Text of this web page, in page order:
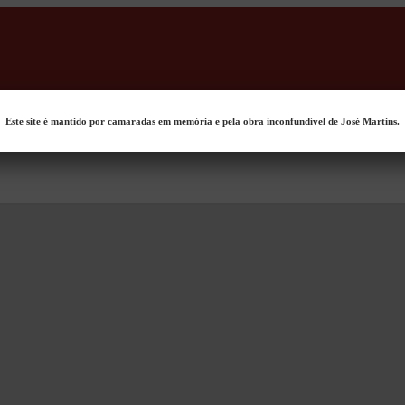
Este site é mantido por camaradas em memória e pela obra inconfundível de José Martins.